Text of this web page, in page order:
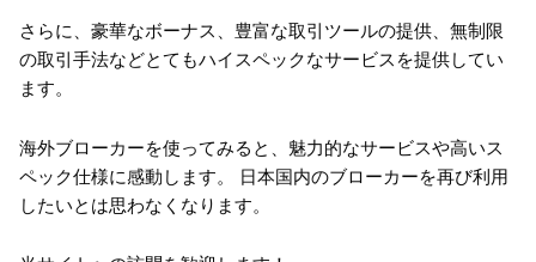
さらに、豪華なボーナス、豊富な取引ツールの提供、無制限
の取引手法などとてもハイスペックなサービスを提供してい
ます。
海外ブローカーを使ってみると、魅力的なサービスや高いス
ペック仕様に感動します。 日本国内のブローカーを再び利用
したいとは思わなくなります。